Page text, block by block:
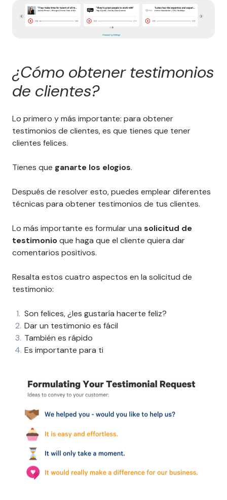
¿Cómo obtener testimonios
de clientes?
Lo primero y más importante: para obtener
testimonios de clientes, es que tienes que tener
clientes felices.
Tienes que ganarte los elogios.
Después de resolver esto, puedes emplear diferentes
técnicas para obtener testimonios de tus clientes.
Lo más importante es formular una solicitud de
testimonioque haga que el cliente quiera dar
comentarios positivos.
Resalta estos cuatro aspectos en la solicitud de
testimonio:
Son felices, ¿les gustaría hacerte feliz?
Dar un testimonio es fácil
También es rápido
Es importante para ti